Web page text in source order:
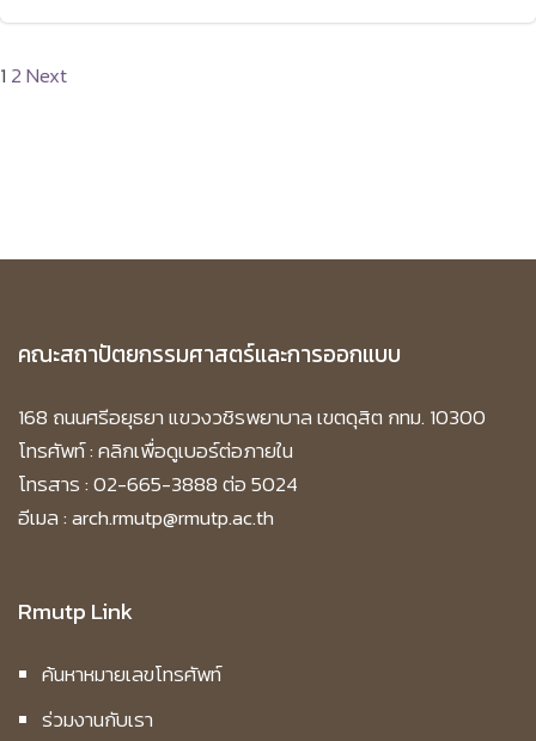
Posts
1 2Next
คณะสถาปัตยกรรมศาสตร์และการออกแบบ
168 ถนนศรีอยุธยา แขวงวชิรพยาบาล เขตดุสิต กทม. 10300
โทรศัพท์ :คลิกเพื่อดูเบอร์ต่อภายใน
โทรสาร : 02-665-3888 ต่อ 5024
อีเมล : arch.rmutp@rmutp.ac.th
Rmutp Link
ค้นหาหมายเลขโทรศัพท์
ร่วมงานกับเรา